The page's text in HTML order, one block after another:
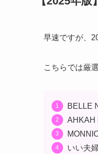
早速ですが、
こちらでは厳
BELLE
AHKAH
いい夫